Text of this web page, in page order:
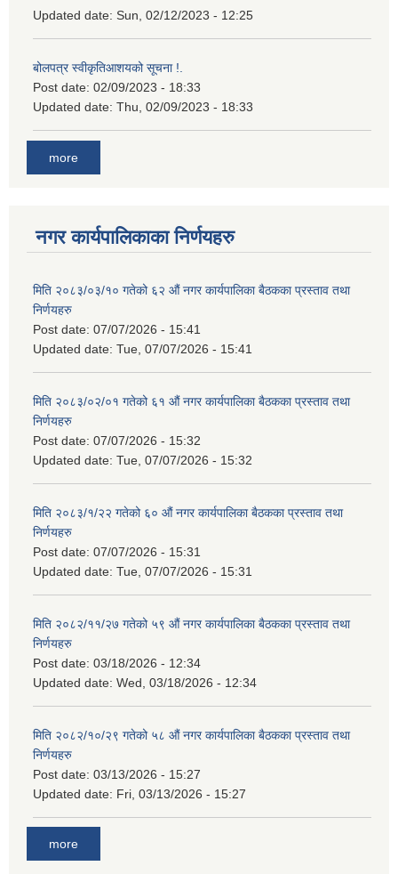
Updated date: Sun, 02/12/2023 - 12:25
बोलपत्र स्वीकृतिआशयको सूचना !.
Post date: 02/09/2023 - 18:33
Updated date: Thu, 02/09/2023 - 18:33
more
नगर कार्यपालिकाका निर्णयहरु
मिति २०८३/०३/१० गतेको ६२ औं नगर कार्यपालिका बैठकका प्रस्ताव तथा
निर्णयहरु
Post date: 07/07/2026 - 15:41
Updated date: Tue, 07/07/2026 - 15:41
मिति २०८३/०२/०१ गतेको ६१ औं नगर कार्यपालिका बैठकका प्रस्ताव तथा
निर्णयहरु
Post date: 07/07/2026 - 15:32
Updated date: Tue, 07/07/2026 - 15:32
मिति २०८३/१/२२ गतेको ६० औं नगर कार्यपालिका बैठकका प्रस्ताव तथा
निर्णयहरु
Post date: 07/07/2026 - 15:31
Updated date: Tue, 07/07/2026 - 15:31
मिति २०८२/११/२७ गतेको ५९ औं नगर कार्यपालिका बैठकका प्रस्ताव तथा
निर्णयहरु
Post date: 03/18/2026 - 12:34
Updated date: Wed, 03/18/2026 - 12:34
मिति २०८२/१०/२९ गतेको ५८ औं नगर कार्यपालिका बैठकका प्रस्ताव तथा
निर्णयहरु
Post date: 03/13/2026 - 15:27
Updated date: Fri, 03/13/2026 - 15:27
more